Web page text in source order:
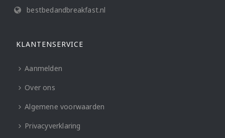
bestbedandbreakfast.nl
KLANTENSERVICE
Aanmelden
Over ons
Algemene voorwaarden
Privacyverklaring